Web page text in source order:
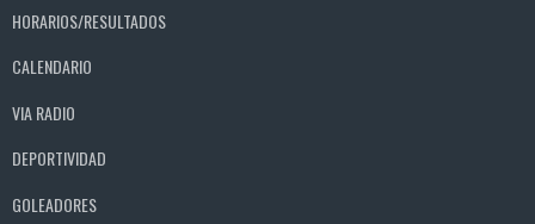
HORARIOS/RESULTADOS
CALENDARIO
VIA RADIO
DEPORTIVIDAD
GOLEADORES